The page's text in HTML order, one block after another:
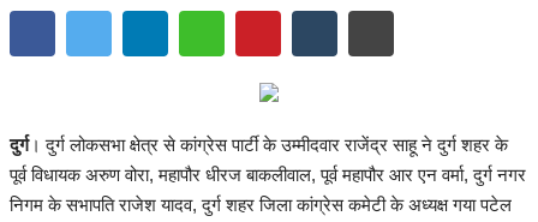
देश
मनोरंजन
खेल
दुर्ग। दुर्ग लोकसभा क्षेत्र से कांग्रेस पार्टी के उम्मीदवार राजेंद्र साहू ने दुर्ग शहर के
पूर्व विधायक अरुण वोरा, महापौर धीरज बाकलीवाल, पूर्व महापौर आर एन वर्मा, दुर्ग नगर
निगम के सभापति राजेश यादव, दुर्ग शहर जिला कांग्रेस कमेटी के अध्यक्ष गया पटेल